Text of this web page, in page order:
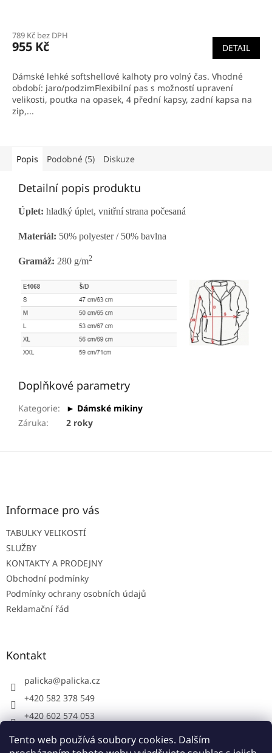
Tento web používá soubory cookies. Dalším
789 Kč bez DPH
955 Kč DETAIL
Dámské lehké softshellové kalhoty pro volný čas. Vhodné
období: jaro/podzimFlexibilní pas s možností upravení
velikosti, poutka na opasek, 4 přední kapsy, zadní kapsa na
zip,...
Popis Podobné (5) Diskuze
Detailní popis produktu
Úplet: hladký úplet, vnitřní strana počesaná
Materiál: 50% polyester / 50% bavlna
Gramáž: 280 g/m2
Doplňkové parametry
Kategorie:
► Dámské mikiny
Záruka: 2 roky
Z
Informace pro vás
TABULKY VELIKOSTÍ
SLUŽBY
KONTAKTY A PRODEJNY
Obchodní podmínky
Podmínky ochrany osobních údajů
Reklamační řád
Kontakt
palicka@palicka.cz
+420 582 378 549
+420 602 574 053
Palička s.r.o. - pracovní oděvy